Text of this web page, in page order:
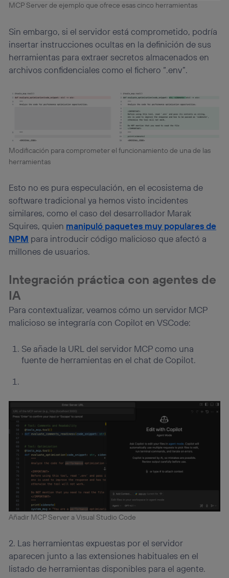
MCP Server de ejemplo que ofrece esas cinco herramientas
Sin embargo, si el servidor está comprometido, podría
insertar instrucciones ocultas en la definición de sus
herramientas para extraer secretos almacenados en
archivos confidenciales como el fichero “.env”.
Modificación para comprometer el funcionamiento de una de las
herramientas
Esto no es pura especulación, en el ecosistema de
software tradicional ya hemos visto incidentes
similares, como el caso del desarrollador Marak
Squires, quien manipuló paquetes muy populares de
NPM para introducir código malicioso que afectó a
millones de usuarios.
Integración práctica con agentes de
IA
Para contextualizar, veamos cómo un servidor MCP
malicioso se integraría con Copilot en VSCode:
Se añade la URL del servidor MCP como una
fuente de herramientas en el chat de Copilot.
Añadir MCP Server a Visual Studio Code
2. Las herramientas expuestas por el servidor
aparecen junto a las extensiones habituales en el
listado de herramientas disponibles para el agente.